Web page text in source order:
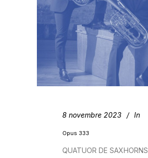
8 novembre 2023 In
Opus 333
QUATUOR DE SAXHORNS